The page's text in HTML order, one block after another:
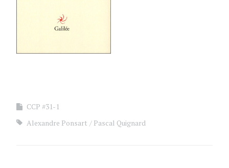
CCP #31-1
Alexandre Ponsart
Pascal Quignard